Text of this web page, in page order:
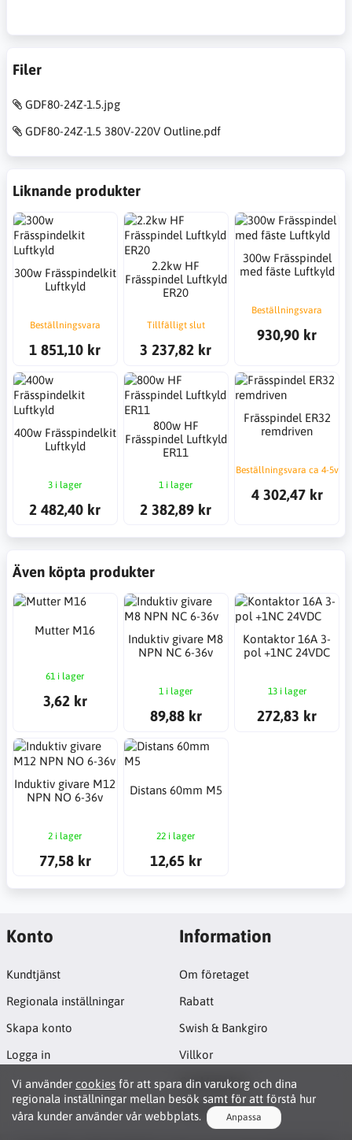
Filer
GDF80-24Z-1.5.jpg
GDF80-24Z-1.5 380V-220V Outline.pdf
Liknande produkter
300w Frässpindelkit
Luftkyld
Beställningsvara
1 851,10 kr
2.2kw HF
Frässpindel Luftkyld
ER20
Tillfälligt slut
3 237,82 kr
300w Frässpindel
med fäste Luftkyld
Beställningsvara
930,90 kr
400w Frässpindelkit
Luftkyld
3 i lager
2 482,40 kr
800w HF
Frässpindel Luftkyld
ER11
1 i lager
2 382,89 kr
Frässpindel ER32
remdriven
Beställningsvara ca 4-5v
4 302,47 kr
Även köpta produkter
Mutter M16
61 i lager
3,62 kr
Induktiv givare M8
NPN NC 6-36v
1 i lager
89,88 kr
Kontaktor 16A 3-
pol +1NC 24VDC
13 i lager
272,83 kr
Induktiv givare M12
NPN NO 6-36v
2 i lager
77,58 kr
Distans 60mm M5
22 i lager
12,65 kr
Vi använder cookies för att spara din varukorg och dina
regionala inställningar mellan besök samt för att förstå hur
våra kunder använder vår webbplats.
Anpassa
Konto
Kundtjänst
Regionala inställningar
Skapa konto
Logga in
Information
Om företaget
Rabatt
Swish & Bankgiro
Villkor
Cookiepolicy
Projektsida